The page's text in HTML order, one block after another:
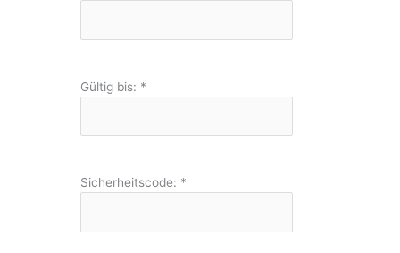
Gültig bis: *
Sicherheitscode: *